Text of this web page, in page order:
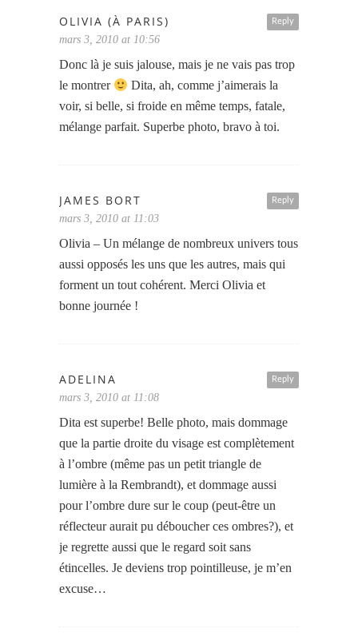
Reply
OLIVIA (À PARIS)
mars 3, 2010 at 10:56
Donc là je suis jalouse, mais je ne vais pas trop
le montrer
Dita, ah, comme j’aimerais la
voir, si belle, si froide en même temps, fatale,
mélange parfait. Superbe photo, bravo à toi.
Reply
JAMES BORT
mars 3, 2010 at 11:03
Olivia – Un mélange de nombreux univers tous
aussi opposés les uns que les autres, mais qui
forment un tout cohérent. Merci Olivia et
bonne journée !
Reply
ADELINA
mars 3, 2010 at 11:08
Dita est superbe! Belle photo, mais dommage
que la partie droite du visage est complètement
à l’ombre (même pas un petit triangle de
lumière à la Rembrandt), et dommage aussi
pour l’ombre dure sur le coup (peut-être un
réflecteur aurait pu déboucher ces ombres?), et
je regrette aussi que le regard soit sans
étincelles. Je deviens trop pointilleuse, je m’en
excuse…